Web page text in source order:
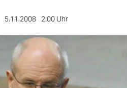
5.11.2008 2:00 Uhr